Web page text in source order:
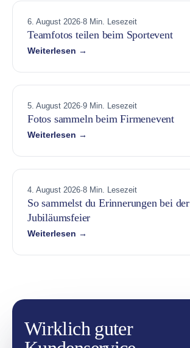
6. August 2026·8 Min. Lesezeit
Teamfotos teilen beim Sportevent
Weiterlesen →
5. August 2026·9 Min. Lesezeit
Fotos sammeln beim Firmenevent
Weiterlesen →
4. August 2026·8 Min. Lesezeit
So sammelst du Erinnerungen bei der
Jubiläumsfeier
Weiterlesen →
Wirklich guter